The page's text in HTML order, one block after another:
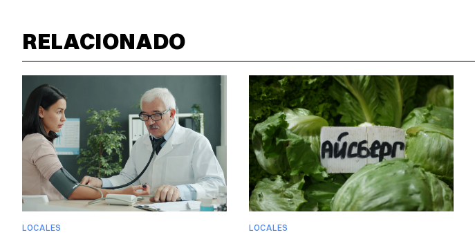
RELACIONADO
LOCALES LOCALES